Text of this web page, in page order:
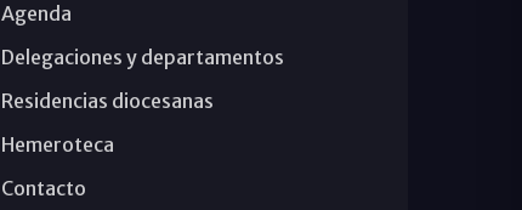
Agenda
Delegaciones y departamentos
Residencias diocesanas
Hemeroteca
Contacto